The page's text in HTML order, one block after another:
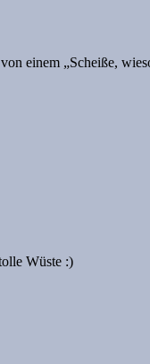
einem „Scheiße,
Wüste :)